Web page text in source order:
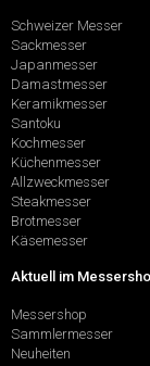
Schweizer Messer
Sackmesser
Japanmesser
Damastmesser
Keramikmesser
Santoku
Kochmesser
Küchenmesser
Allzweckmesser
Steakmesser
Brotmesser
Käsemesser
Aktuell im
Messershop
Sammlermesser
Neuheiten